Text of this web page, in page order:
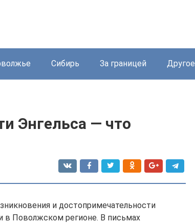
Сибирь За границей Другое
Энгельса — что
и достопримечательности
в Поволжском регионе. В письмах